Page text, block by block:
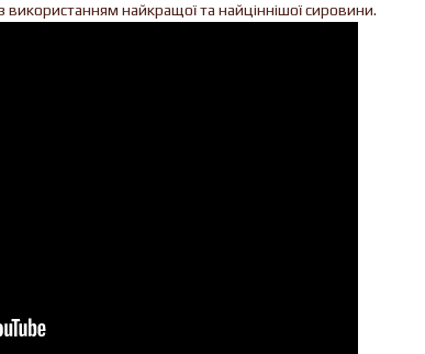
використанням найкращої та найціннішої сировини.